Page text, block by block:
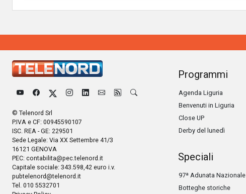
© Telenord Srl
P.IVA e CF: 00945590107
ISC. REA - GE: 229501
Sede Legale: Via XX Settembre 41/3
16121 GENOVA
PEC: contabilita@pec.telenord.it
Capitale sociale: 343.598,42 euro i.v.
pubtelenord@telenord.it
Tel. 010 5532701
Programmi
Agenda Liguria
Benvenuti in Liguria
Close UP
Derby del lunedì
Speciali
97ª Adunata
Botteghe storiche